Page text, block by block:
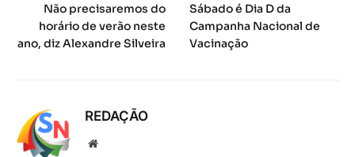
Não precisaremos do
horário de verão neste
ano, diz Alexandre Silveira
Sábado é Dia D da
Campanha Nacional de
Vacinação
REDAÇÃO
Local